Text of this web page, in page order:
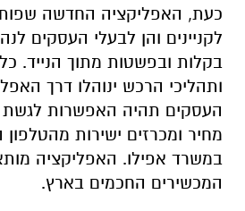
כעת, האפליקציה החדשה
לקניינים והן לבעלי העסקים
בקלות ובפשטות מתוך הנייד.
ותהליכי הרכש ינוהלו דרך
העסקים תהיה האפשרות לגשת
מחיר ומכרזים ישירות מהטלפון
במשרד אפילו. האפליקציה
המכשירים החכמים בארץ.